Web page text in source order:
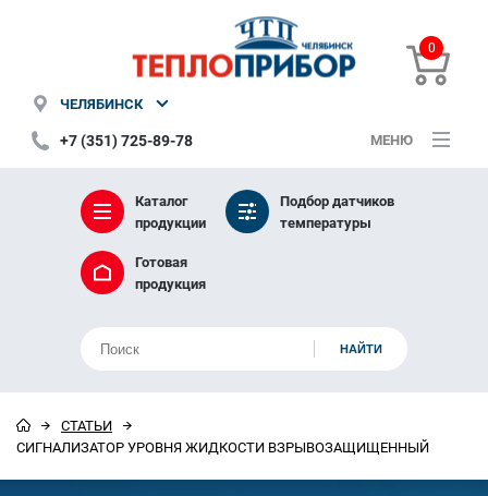
ЧЕЛЯБИНСК
+7 (351) 725-89-78 МЕНЮ
0
Каталог
продукции
Подбор датчиков
температуры
Готовая
продукция
СТАТЬИ
СИГНАЛИЗАТОР УРОВНЯ ЖИДКОСТИ ВЗРЫВОЗАЩИЩЕННЫЙ